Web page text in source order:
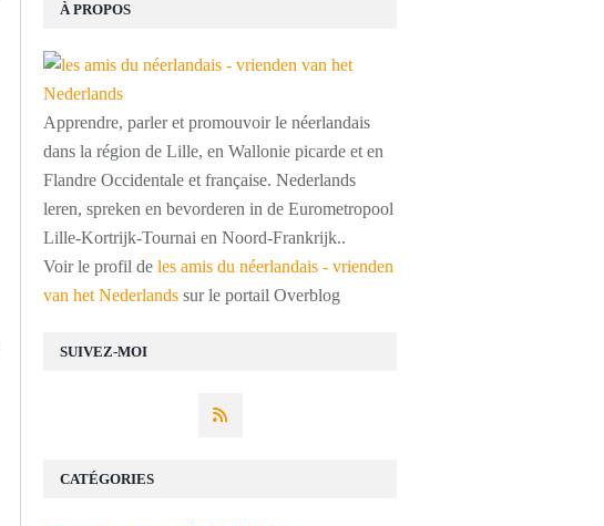
SUIVEZ-MOI
À PROPOS
Apprendre, parler et promouvoir le néerlandais
dans la région de Lille, en Wallonie picarde et en
Flandre Occidentale et française. Nederlands
leren, spreken en bevorderen in de Eurometropool
Lille-Kortrijk-Tournai en Noord-Frankrijk..
Voir le profil de les amis du néerlandais - vrienden
van het Nederlands sur le portail Overblog
CATÉGORIES